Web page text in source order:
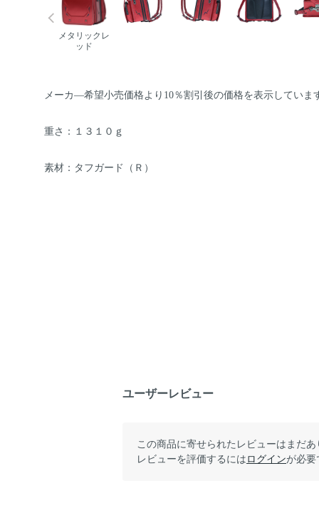
メタリックレ
ッド
メーカ―希望小売価格より10％割引後の価格を表示していま
重さ：１３１０ｇ
素材：タフガード（Ｒ）
ユーザーレビュー
この商品に寄せられたレビューはまだあ
レビューを評価するには ログインが必要